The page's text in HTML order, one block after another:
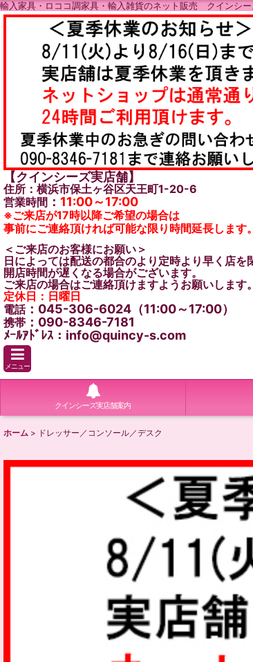
輸入家具・ロココ調家具・輸入雑貨のネット販売 クインシ
【クインシーズ実店舗】
住所：横浜市保土ヶ谷区天王町1-20-6
営業時間 ： 11:00～17:00
※ご来店が17時以降ご希望の場合は
事前にご連絡頂ければ可能な限り時間延長します。
＜ご来店のお客様にお願い＞
日によっては配送の都合のより定時より早く店を
開店時間が遅くなる場合がございます。
ご来店の場合はご連絡頂けますようお願いします。
定休日：日曜日
電話：045-306-6024（11:00～17:00）
携帯 ：090-8346-7181
ﾒｰﾙｱﾄﾞﾚｽ：info@quincy-s.com
メニュー
クインシーズ実店舗案内
ホーム > ドレッサー／コンソール／デスク